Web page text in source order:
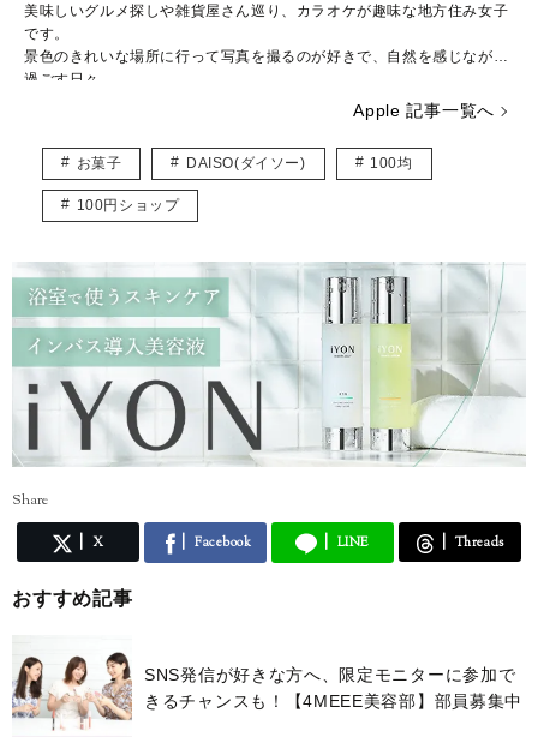
美味しいグルメ探しや雑貨屋さん巡り、カラオケが趣味な地方住み女子
です。
景色のきれいな場所に行って写真を撮るのが好きで、自然を感じながら
過ごす日々。
お出かけしながら100均に寄りますが、便利グッズを発見すると嬉しく
みんなが笑顔になれる情報を発信できたらと思っています。
Apple 記事一覧へ
お菓子 DAISO(ダイソー) 100均
100円ショップ
Share
X Facebook LINE Threads
おすすめ記事
SNS発信が好きな方へ、限定モニターに参加で
きるチャンスも！【4MEEE美容部】部員募集中